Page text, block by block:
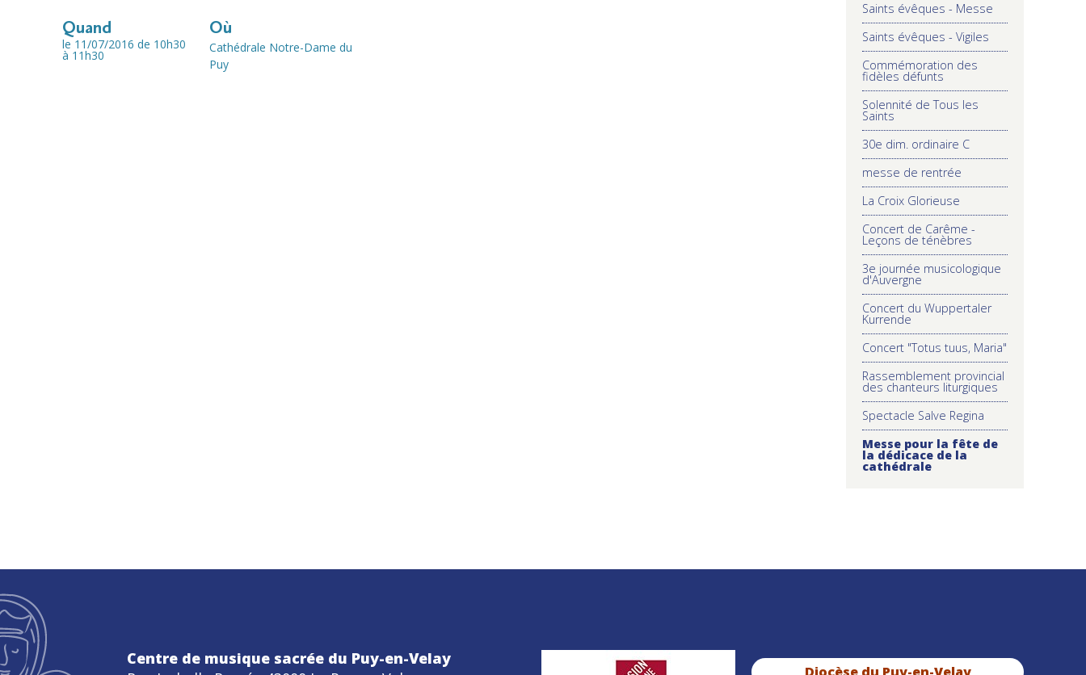
Saints évêques - Messe
Saints évêques - Vigiles
Commémoration des
fidèles défunts
Solennité de Tous les
Saints
30e dim. ordinaire C
messe de rentrée
La Croix Glorieuse
Concert de Carême -
Leçons de ténèbres
3e journée musicologique
d'Auvergne
Concert du Wuppertaler
Kurrende
Concert "Totus tuus, Maria"
Rassemblement provincial
des chanteurs liturgiques
Spectacle Salve Regina
Messe pour la fête de
la dédicace de la
cathédrale
Quand
le 11/07/2016 de 10h30
à 11h30
Où
Cathédrale Notre-Dame du
Puy
Centre de musique sacrée du Puy-en-Velay